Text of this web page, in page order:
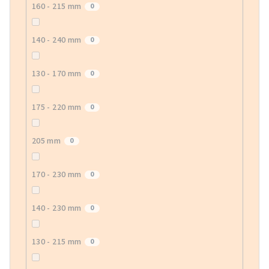
160 - 215 mm 0
140 - 240 mm 0
130 - 170 mm 0
175 - 220 mm 0
205 mm 0
170 - 230 mm 0
140 - 230 mm 0
130 - 215 mm 0